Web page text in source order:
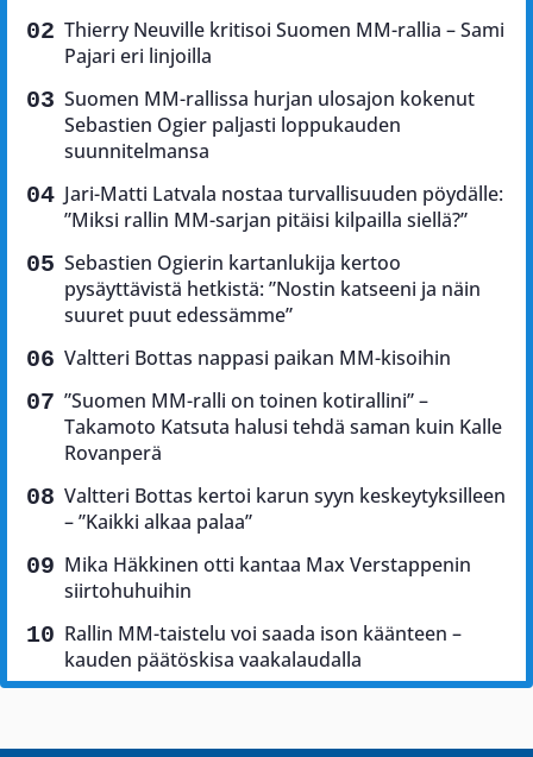
Thierry Neuville kritisoi Suomen MM-rallia – Sami
Pajari eri linjoilla
Suomen MM-rallissa hurjan ulosajon kokenut
Sebastien Ogier paljasti loppukauden
suunnitelmansa
Jari-Matti Latvala nostaa turvallisuuden pöydälle:
”Miksi rallin MM-sarjan pitäisi kilpailla siellä?”
Sebastien Ogierin kartanlukija kertoo
pysäyttävistä hetkistä: ”Nostin katseeni ja näin
suuret puut edessämme”
Valtteri Bottas nappasi paikan MM-kisoihin
”Suomen MM-ralli on toinen kotirallini” –
Takamoto Katsuta halusi tehdä saman kuin Kalle
Rovanperä
Valtteri Bottas kertoi karun syyn keskeytyksilleen
– ”Kaikki alkaa palaa”
Mika Häkkinen otti kantaa Max Verstappenin
siirtohuhuihin
Rallin MM-taistelu voi saada ison käänteen –
kauden päätöskisa vaakalaudalla